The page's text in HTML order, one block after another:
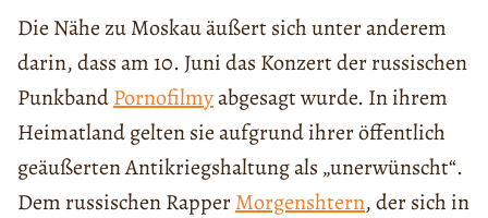
Die Nähe zu Moskau äußert sich unter anderem
darin, dass am 10. Juni das Konzert der russischen
PunkbandPornofilmyabgesagt wurde. In ihrem
Heimatland gelten sie aufgrund ihrer öffentlich
geäußerten Antikriegshaltung als „unerwünscht“.
Dem russischen RapperMorgenshtern, der sich in